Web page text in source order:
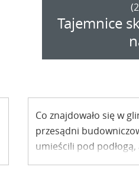
Tajemnice
Co znajdowało się w
przesądni
umieścili pod
Nadwiślańskim